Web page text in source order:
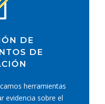
DE
DE
herramientas
evidencia sobre el